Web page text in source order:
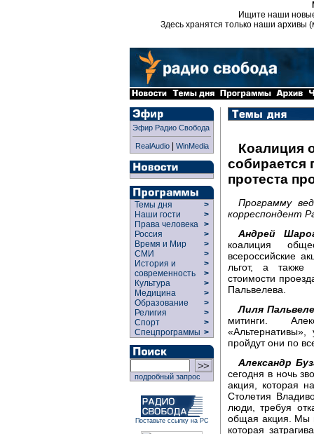
Ищите наши
Здесь хранятся только наши архивы
Эфир Радио Свобода
RealAudio| WinMedia
Темы дня
>
Наши гости
>
Права человека >
Россия
>
Время и Мир
>
СМИ
>
История и
современность
>
>
Культура
>
Медицина
>
Образование
>
Религия
>
Спорт
>
Спецпрограммы >
подробный запрос
Поставьте ссылку на РС
Коалиция
собирается
протеста
Программу
корреспондент
Андрей
коалиция
всероссийские
льгот, а также
стоимости
Пальвелева.
Лиля
митинги.
пройдут они по
Александр
сегодня в ночь
акция, которая
Столетия
люди, требуя
общая акция. Мы
которая